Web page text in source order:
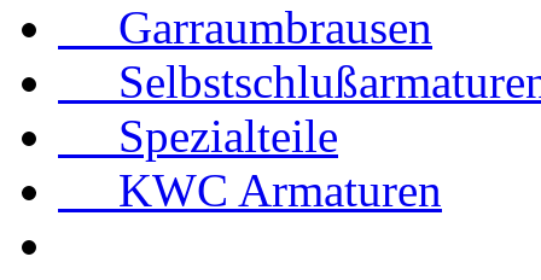
Garraumbrausen
Spezialteile
KWC Armaturen